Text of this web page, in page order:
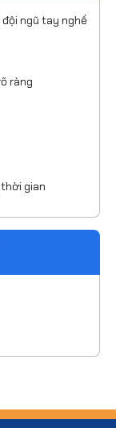
ngũ tay nghề
ràng
gian